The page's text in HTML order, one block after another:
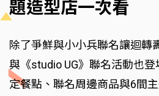
題造型店一次看
除了爭鮮與小小兵聯名讓迴轉
與《studio UG》聯名活動也
定餐點、聯名周邊商品與6間